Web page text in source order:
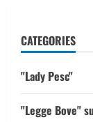
CATEGORIES
"Lady Pesc"
"Legge Bove"